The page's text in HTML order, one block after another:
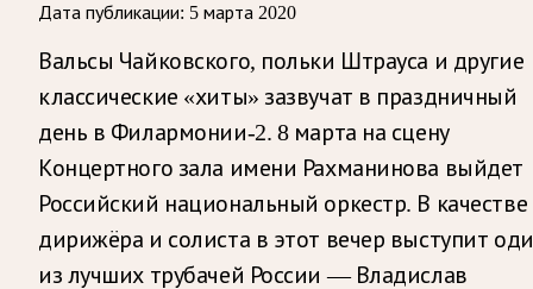
Дата публикации: 5 марта 2020
Вальсы Чайковского, польки Штрауса и другие
классические «хиты» зазвучат в праздничный
день в Филармонии-2. 8 марта на сцену
Концертного зала имени Рахманинова выйдет
Российский национальный оркестр. В качестве
дирижёра и солиста в этот вечер выступит
из лучших трубачей России — Владислав